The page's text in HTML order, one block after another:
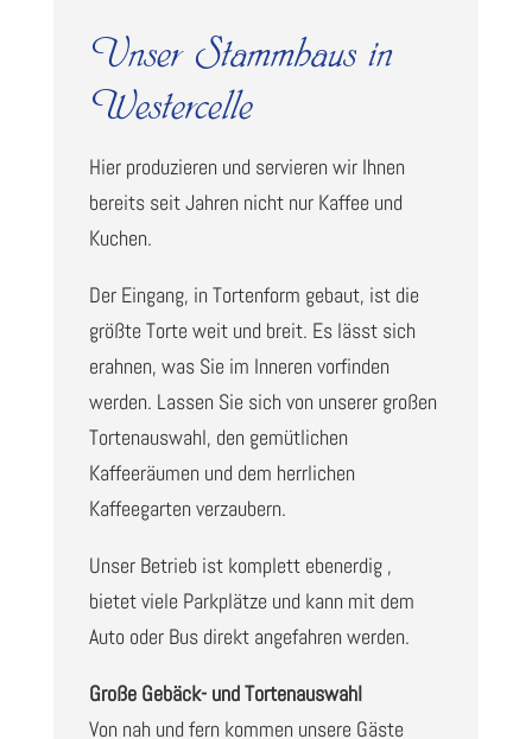
Unser Stammhaus in
Westercelle
Hier produzieren und servieren wir Ihnen
bereits seit Jahren nicht nur Kaffee und
Kuchen.
Der Eingang, in Tortenform gebaut, ist die
größte Torte weit und breit. Es lässt sich
erahnen, was Sie im Inneren vorfinden
werden. Lassen Sie sich von unserer großen
Tortenauswahl, den gemütlichen
Kaffeeräumen und dem herrlichen
Kaffeegarten verzaubern.
Unser Betrieb ist komplett ebenerdig ,
bietet viele Parkplätze und kann mit dem
Auto oder Bus direkt angefahren werden.
Große Gebäck- und Tortenauswahl
Von nah und fern kommen unsere Gäste